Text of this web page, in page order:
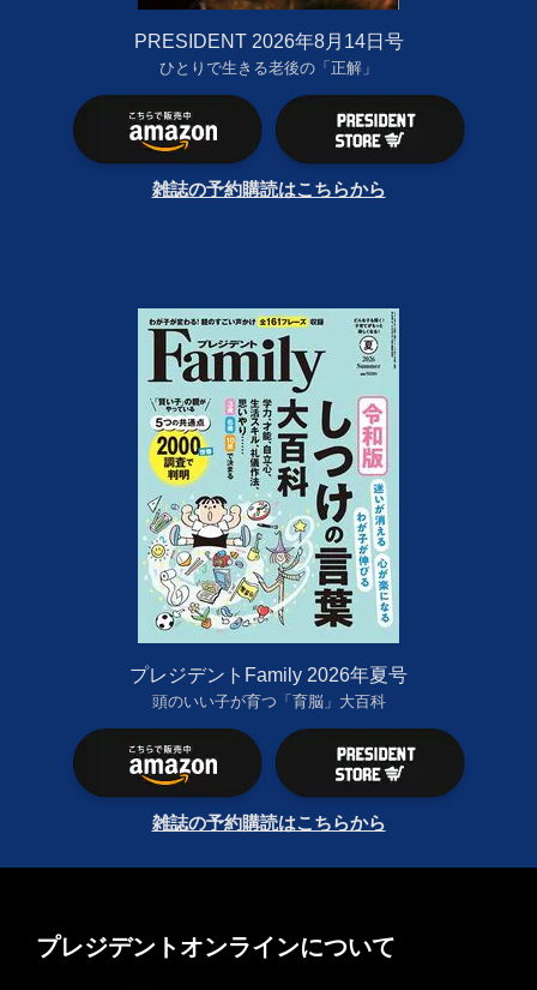
PRESIDENT 2026年8月14日号
ひとりで生きる老後の「正解」
雑誌の予約購読はこちらから
プレジデントFamily 2026年夏号
頭のいい子が育つ「育脳」大百科
雑誌の予約購読はこちらから
プレジデントオンラインについて